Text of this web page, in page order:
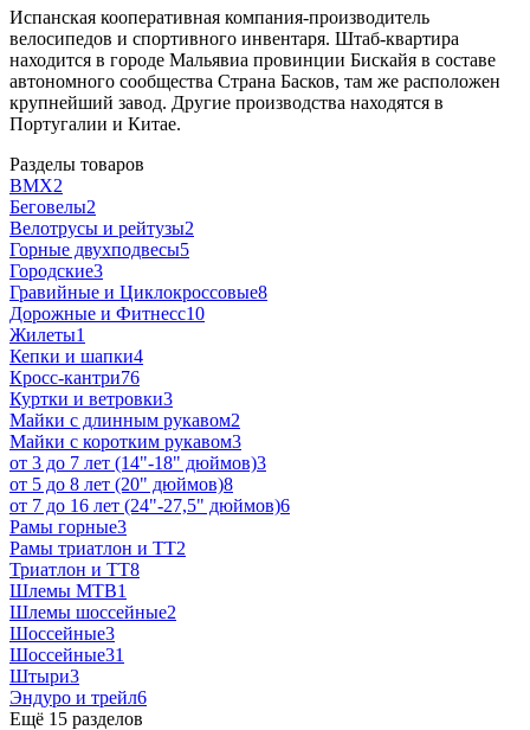
Испанская кооперативная компания-производитель
велосипедов и спортивного инвентаря. Штаб-квартира
находится в городе Мальявиа провинции Бискайя в составе
автономного сообщества Страна Басков, там же расположен
крупнейший завод. Другие производства находятся в
Португалии и Китае.
Разделы товаров
BMX2
Беговелы2
Велотрусы и рейтузы2
Горные двухподвесы5
Городские3
Гравийные и Циклокроссовые8
Дорожные и Фитнесс10
Жилеты1
Кепки и шапки4
Кросс-кантри76
Куртки и ветровки3
Майки с длинным рукавом2
Майки с коротким рукавом3
от 3 до 7 лет (14"-18" дюймов)3
от 5 до 8 лет (20" дюймов)8
от 7 до 16 лет (24"-27,5" дюймов)6
Рамы горные3
Рамы триатлон и ТТ2
Триатлон и ТТ8
Шлемы MTB1
Шлемы шоссейные2
Шоссейные3
Шоссейные31
Штыри3
Эндуро и трейл6
Ещё 15 разделов